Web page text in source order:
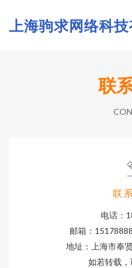
上海驹求网络科技
联
联
电话：
邮箱：
地址：上海市奉
如若转载，